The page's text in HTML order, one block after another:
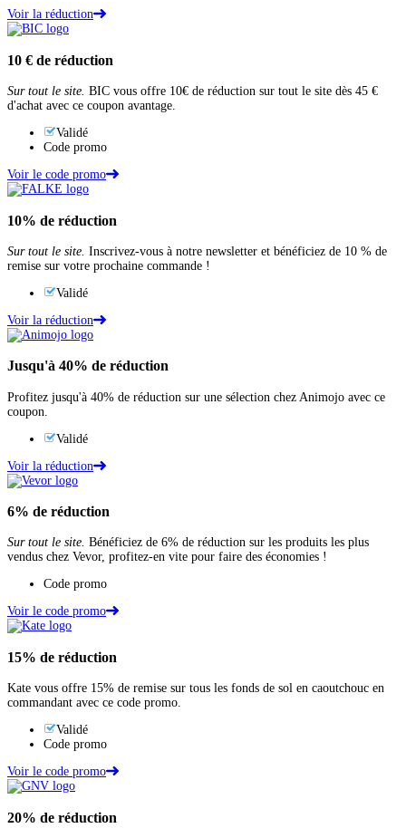
Voir la réduction
10 € de réduction
Sur tout le site. BIC vous offre 10€ de réduction sur tout le site dès 45 €
d'achat avec ce coupon avantage.
Validé
Code promo
Voir le code promo
10% de réduction
Sur tout le site. Inscrivez-vous à notre newsletter et bénéficiez de 10 % de
remise sur votre prochaine commande !
Validé
Voir la réduction
Jusqu'à 40% de réduction
Profitez jusqu'à 40% de réduction sur une sélection chez Animojo avec ce
coupon.
Validé
Voir la réduction
6% de réduction
Sur tout le site. Bénéficiez de 6% de réduction sur les produits les plus
vendus chez Vevor, profitez-en vite pour faire des économies !
Code promo
Voir le code promo
15% de réduction
Kate vous offre 15% de remise sur tous les fonds de sol en caoutchouc en
commandant avec ce code promo.
Validé
Code promo
Voir le code promo
20% de réduction